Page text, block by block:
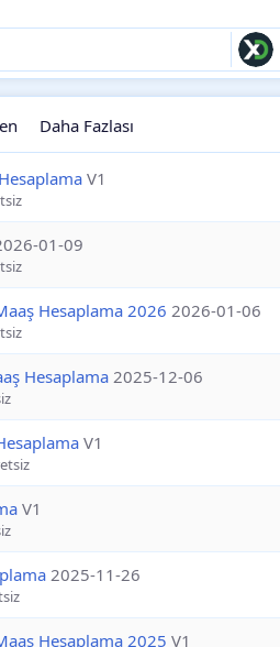
Daha Fazlası
V1
01-09
Hesaplama 2026 2026-01-06
Hesaplama 2025-12-06
V1
V1
2025-11-26
Hesaplama 2025 V1